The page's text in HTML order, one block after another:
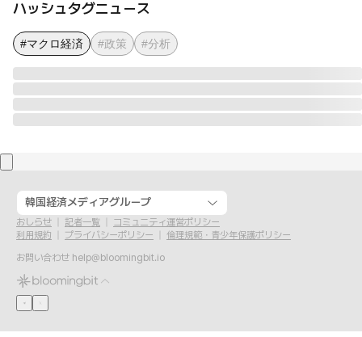
ハッシュタグニュース
#マクロ経済 #政策 #分析
韓国経済メディアグループ
おしらせ 記者一覧
コミュニティ運営ポリシー
利用規約
プライバシーポリシー
倫理規範・青少年保護ポリシー
お問い合わせ help@bloomingbit.io